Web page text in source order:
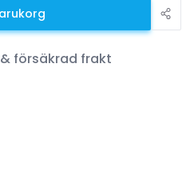
försäkrad frakt